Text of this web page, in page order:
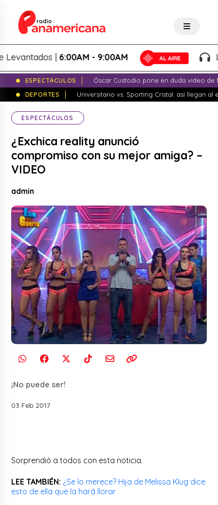
|6:00AM - 9:00AM Lo
ESPECTÁCULOS
Óscar Custodio pone en duda video de
DEPORTES
Universitario vs. Sporting Cristal: así llegan al
ESPECTÁCULOS
¿Exchica reality anunció
compromiso con su mejor amiga? –
VIDEO
admin
¡No puede ser!
03 Feb 2017
Sorprendió a todos con esta noticia.
LEE TAMBIÉN: ¿Se lo merece? Hija de Melissa Klug dice
esto de ella que la hará llorar